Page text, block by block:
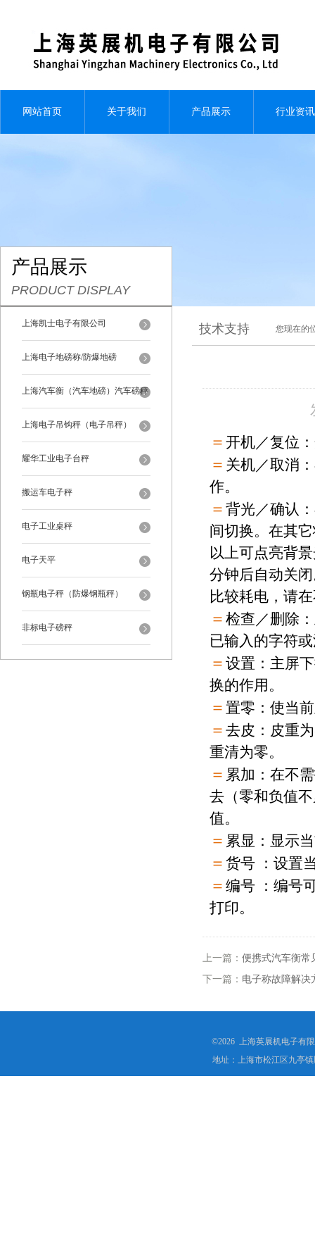
网站首页 关于我们 产品展示 行业资讯
产品展示
PRODUCT DISPLAY
上海凯士电子有限公司
上海电子地磅称/防爆地磅
上海汽车衡（汽车地磅）汽车磅秤
上海电子吊钩秤（电子吊秤）
耀华工业电子台秤
搬运车电子秤
电子工业桌秤
电子天平
钢瓶电子秤（防爆钢瓶秤）
非标电子磅秤
技术支持 您现在的
＝ 开机／复位
＝ 关机／取消
作。
＝ 背光／确认
间切换。在其
以上可点亮背
分钟后自动关
比较耗电，请
＝ 检查／删除
已输入的字符
＝ 设置：主屏
换的作用。
＝ 置零：使当
＝ 去皮：皮重
重清为零。
＝ 累加：在不
去（零和负值
值。
＝ 累显：显示
＝ 货号 ：设置
＝ 编号
：编号
打印。
上一篇： 便携式汽车衡常
下一篇： 电子称故障解决
©2026 上海英展机电子有
地址：上海市松江区九亭镇